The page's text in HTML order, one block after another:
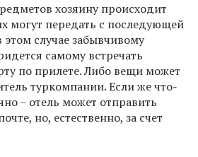
хозяину происходит
могут передать с последующей
этом случае забывчивому
самому встречать
по прилете. Либо вещи может
туркомпании. Если же что-
– отель может отправить
но, естественно, за счет